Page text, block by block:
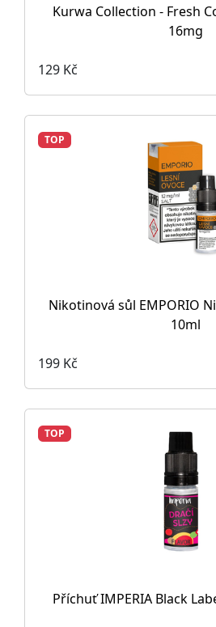
Kurwa Collection - Fresh
16mg
129 Kč
TOP
Nikotinová sůl EMPORIO
10ml
199 Kč
TOP
Příchuť IMPERIA Black